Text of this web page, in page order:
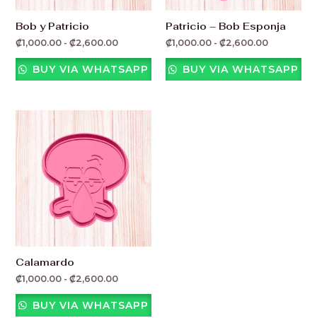
Bob y Patricio
₡1,000.00 - ₡2,600.00
BUY VIA WHATSAPP
Patricio – Bob Esponja
₡1,000.00 - ₡2,600.00
BUY VIA WHATSAPP
Calamardo
₡1,000.00 - ₡2,600.00
desde
₡1,000.00
hasta
₡2,600.00
BUY VIA WHATSAPP